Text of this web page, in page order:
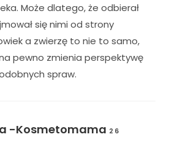
Może dlatego, że odbierał
się nimi od strony
a zwierzę to nie to samo,
pewno zmienia perspektywę
spraw.
-Kosmetomama 26